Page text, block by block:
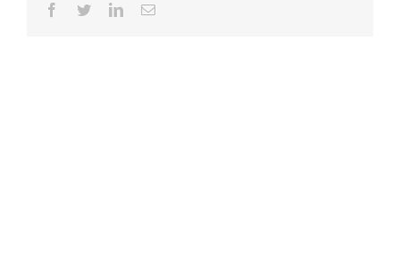
Facebook
TwitterLinkedInEmail